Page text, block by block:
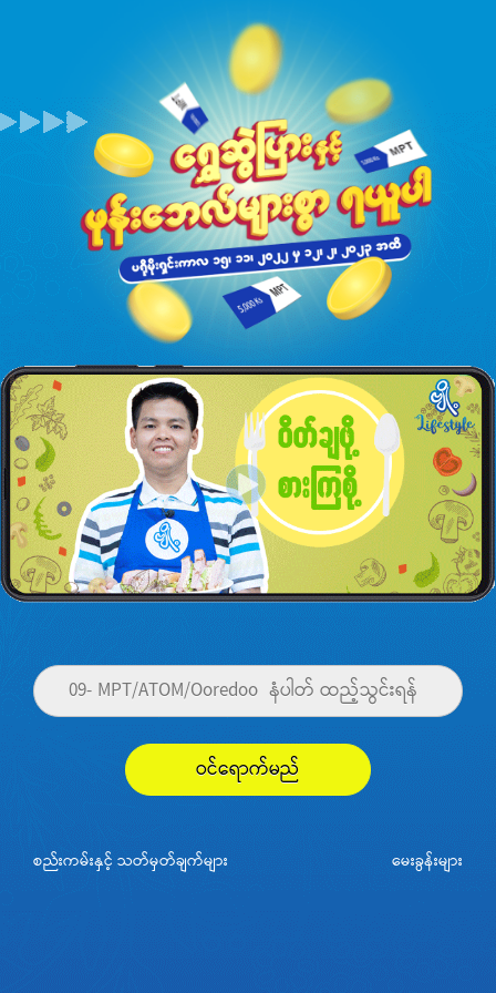
ဝင်ရောက်မည်
စည်းကမ်းနှင့် သတ်မှတ်ချက်များ မေးခွန်းများ